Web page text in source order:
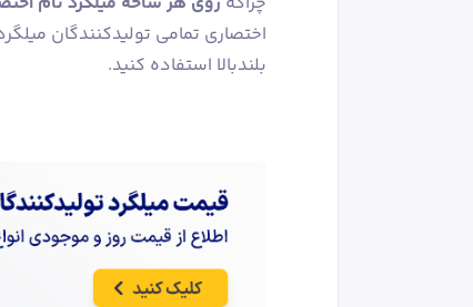
اختصاری تمامی تولیدکنندگان
بلندبالا استفاده کنید.